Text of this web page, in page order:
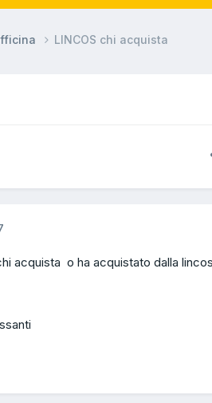
LINCOS chi acquista
acquista o ha acquistato dalla lincos